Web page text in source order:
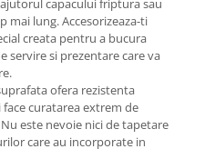
capacului friptura sau
mai lung. Accesorizeaza-ti
creata pentru a bucura
servire si prezentare care va
ofera rezistenta
curatarea extrem de
este nevoie nici de tapetare
care au incorporate in